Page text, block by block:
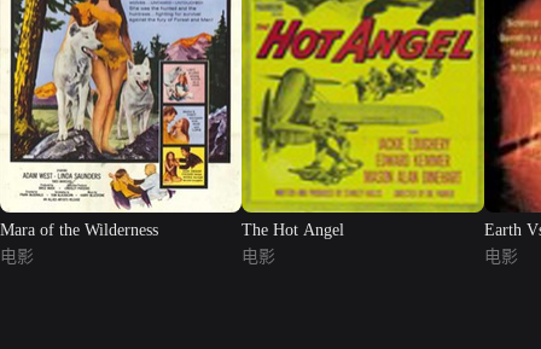
Mara of the Wilderness
电影
The Hot Angel
电影
Earth
电影